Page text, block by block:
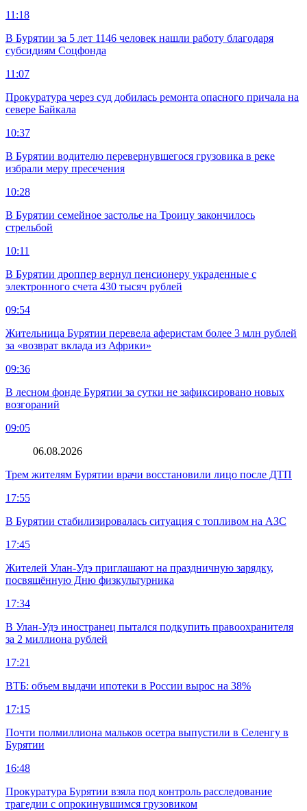
11:18
В Бурятии за 5 лет 1146 человек нашли работу благодаря
субсидиям Соцфонда
11:07
Прокуратура через суд добилась ремонта опасного причала на
севере Байкала
10:37
В Бурятии водителю перевернувшегося грузовика в реке
избрали меру пресечения
10:28
В Бурятии семейное застолье на Троицу закончилось
стрельбой
10:11
В Бурятии дроппер вернул пенсионеру украденные с
электронного счета 430 тысяч рублей
09:54
Жительница Бурятии перевела аферистам более 3 млн рублей
за «возврат вклада из Африки»
09:36
В лесном фонде Бурятии за сутки не зафиксировано новых
возгораний
09:05
06.08.2026
Трем жителям Бурятии врачи восстановили лицо после ДТП
17:55
В Бурятии стабилизировалась ситуация с топливом на АЗС
17:45
Жителей Улан-Удэ приглашают на праздничную зарядку,
посвящённую Дню физкультурника
17:34
В Улан-Удэ иностранец пытался подкупить правоохранителя
за 2 миллиона рублей
17:21
ВТБ: объем выдачи ипотеки в России вырос на 38%
17:15
Почти полмиллиона мальков осетра выпустили в Селенгу в
Бурятии
16:48
Прокуратура Бурятии взяла под контроль расследование
трагедии с опрокинувшимся грузовиком